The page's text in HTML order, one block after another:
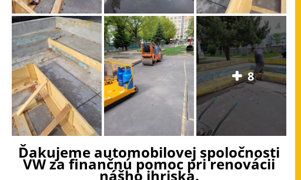
8
Ďakujeme automobilovej spoločnosti
VW za finančnú pomoc pri renovácii
nášho ihriska.